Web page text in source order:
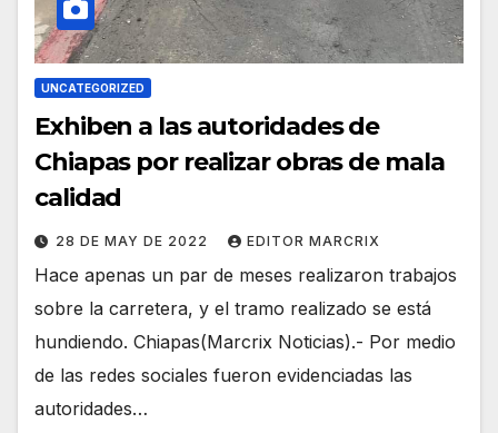
UNCATEGORIZED
Exhiben a las autoridades de
Chiapas por realizar obras de mala
calidad
28 DE MAY DE 2022 EDITOR MARCRIX
Hace apenas un par de meses realizaron trabajos
sobre la carretera, y el tramo realizado se está
hundiendo. Chiapas(Marcrix Noticias).- Por medio
de las redes sociales fueron evidenciadas las
autoridades…